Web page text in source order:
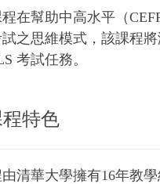
在幫助中高水平（
之思維模式，該課程
考試任務。
特色
清華大學擁有16年教